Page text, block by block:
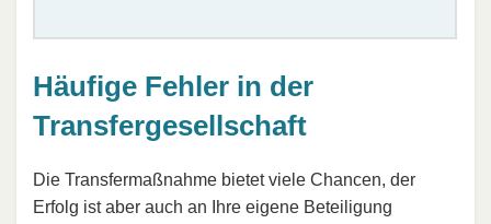
Häufige Fehler in der
Transfergesellschaft
Die Transfermaßnahme bietet viele Chancen, der
Erfolg ist aber auch an Ihre eigene Beteiligung